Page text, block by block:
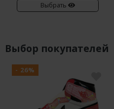
Выбрать
Выбор покупателей
- 26%